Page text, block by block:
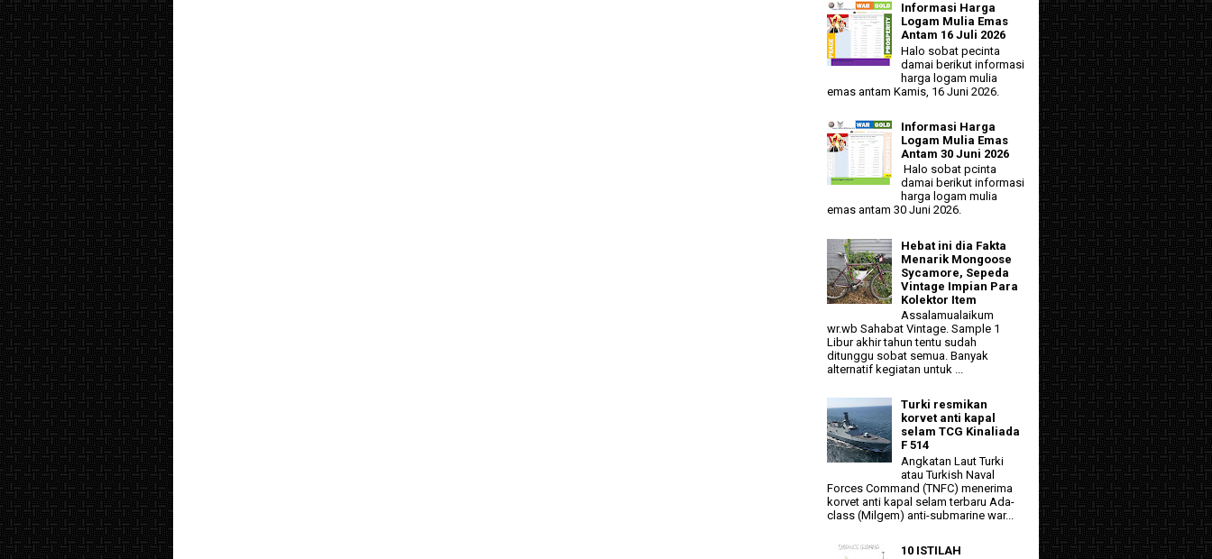
Informasi Harga
Logam Mulia Emas
Antam 16 Juli 2026
Halo sobat pecinta
damai berikut informasi
harga logam mulia
emas antam Kamis, 16 Juni 2026.
Informasi Harga
Logam Mulia Emas
Antam 30 Juni 2026
Halo sobat pcinta
damai berikut informasi
harga logam mulia
emas antam 30 Juni 2026.
Hebat ini dia Fakta
Menarik Mongoose
Sycamore, Sepeda
Vintage Impian Para
Kolektor Item
Assalamualaikum
wr.wb Sahabat Vintage. Sample 1
Libur akhir tahun tentu sudah
ditunggu sobat semua. Banyak
alternatif kegiatan untuk ...
Turki resmikan
korvet anti kapal
selam TCG Kinaliada
F 514
Angkatan Laut Turki
atau Turkish Naval
Forces Command (TNFC) menerima
korvet anti kapal selam terbaru Ada-
class (Milgem) anti-submarine war...
10 ISTILAH